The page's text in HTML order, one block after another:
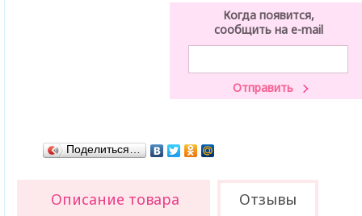
Когда появится,
сообщить на e-mail
Поделиться…
Описание товара Отзывы